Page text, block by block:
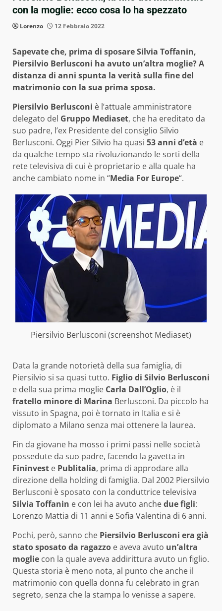
con la moglie: ecco cosa lo ha spezzato
Lorenzo 12 Febbraio 2022
Sapevate che, prima di sposare Silvia Toffanin,
Piersilvio Berlusconi ha avuto un’altra moglie? A
distanza di anni spunta la verità sulla fine del
matrimonio con la sua prima sposa.
Piersilvio Berlusconi è l’attuale amministratore
delegato del Gruppo Mediaset, che ha ereditato da
suo padre, l’ex Presidente del consiglio Silvio
Berlusconi. Oggi Pier Silvio ha quasi 53 anni d’età e
da qualche tempo sta rivoluzionando le sorti della
rete televisiva di cui è proprietario e alla quale ha
anche cambiato nome in “Media For Europe“.
Piersilvio Berlusconi (screenshot Mediaset)
Data la grande notorietà della sua famiglia, di
Piersilvio si sa quasi tutto. Figlio di Silvio Berlusconi
e della sua prima moglie Carla Dall’Oglio, è il
fratello minore di Marina Berlusconi. Da piccolo ha
vissuto in Spagna, poi è tornato in Italia e si è
diplomato a Milano senza mai ottenere la laurea.
Fin da giovane ha mosso i primi passi nelle società
possedute da suo padre, facendo la gavetta in
Fininvest e Publitalia, prima di approdare alla
direzione della holding di famiglia. Dal 2002 Piersilvio
Berlusconi è sposato con la conduttrice televisiva
Silvia Toffanin e con lei ha avuto anchedue figli:
Lorenzo Mattia di 11 anni e Sofia Valentina di 6 anni.
Pochi, però, sanno che Piersilvio Berlusconi era già
stato sposato da ragazzo e aveva avuto un’altra
moglie con la quale aveva addirittura avuto un figlio.
Questa storia è meno nota, al punto che anche il
matrimonio con quella donna fu celebrato in gran
segreto, senza che la stampa lo venisse a sapere.